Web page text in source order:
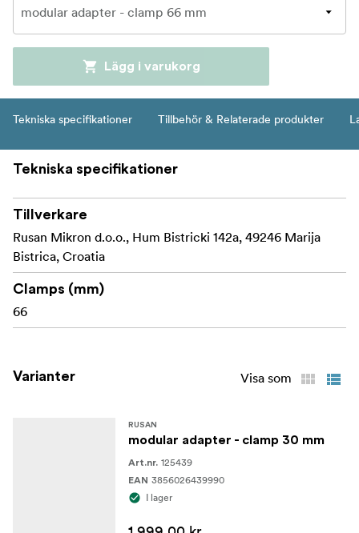
Lägg i varukorg
Tekniska specifikationer Tillbehör & Relaterade produkter
Tekniska specifikationer
Tillverkare
Rusan Mikron d.o.o., Hum Bistricki 142a, 49246 Marija
Bistrica, Croatia
Clamps (mm)
66
Varianter Visa som
RUSAN
modular adapter - clamp 30 mm
Art.nr. 125439
EAN 3856026439990
I lager